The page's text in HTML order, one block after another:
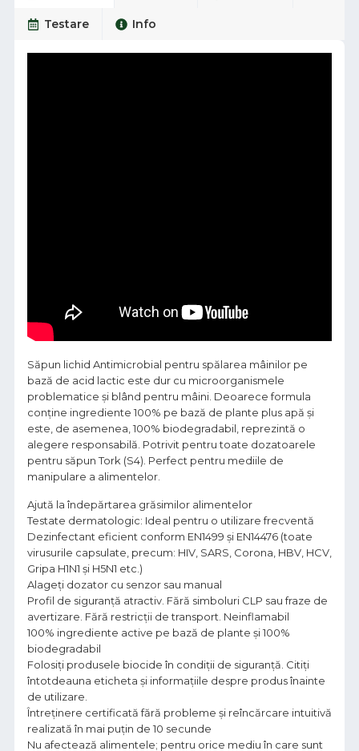
Testare Info
Săpun lichid Antimicrobial pentru spălarea mâinilor pe
bază de acid lactic este dur cu microorganismele
problematice și blând pentru mâini. Deoarece formula
conține ingrediente 100% pe bază de plante plus apă și
este, de asemenea, 100% biodegradabil, reprezintă o
alegere responsabilă. Potrivit pentru toate dozatoarele
pentru săpun Tork (S4). Perfect pentru mediile de
manipulare a alimentelor.
Ajută la îndepărtarea grăsimilor alimentelor
Testate dermatologic: Ideal pentru o utilizare frecventă
Dezinfectant eficient conform EN1499 și EN14476 (toate
virusurile capsulate, precum: HIV, SARS, Corona, HBV, HCV,
Gripa H1N1 și H5N1 etc.)
Alageți dozator cu senzor sau manual
Profil de siguranță atractiv. Fără simboluri CLP sau fraze de
avertizare. Fără restricții de transport. Neinflamabil
100% ingrediente active pe bază de plante și 100%
biodegradabil
Folosiți produsele biocide în condiții de siguranță. Citiți
întotdeauna eticheta și informațiile despre produs înainte
de utilizare.
Întreținere certificată fără probleme și reîncărcare intuitivă
realizată în mai puțin de 10 secunde
Nu afectează alimentele; pentru orice mediu în care sunt